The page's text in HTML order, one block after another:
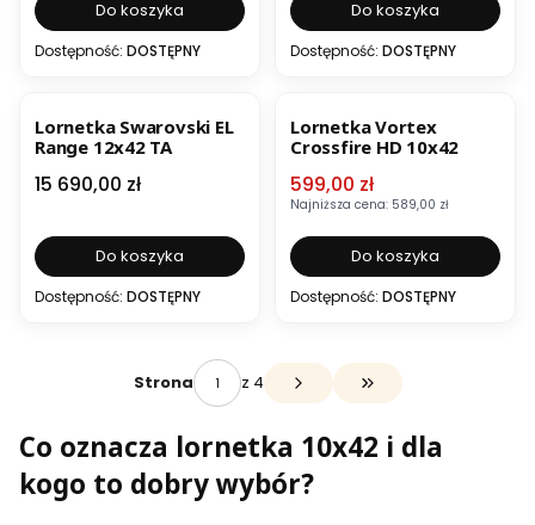
Do koszyka
Dostępność: DOSTĘPNY
Do koszyka
Dostępność: DOSTĘPNY
Lornetka Swarovski EL
Range 12x42 TA
Cena
15 690,00 zł
Do koszyka
Dostępność: DOSTĘPNY
Lornetka Vortex
Crossfire HD 10x42
Cena promocyjna
599,00 zł
Najniższa cena: 589,00 zł
Do koszyka
Dostępność: DOSTĘPNY
Strona z 4 Przejdź do ostatniej
Co oznacza lornetka 10x42 i dla
kogo to dobry wybór?